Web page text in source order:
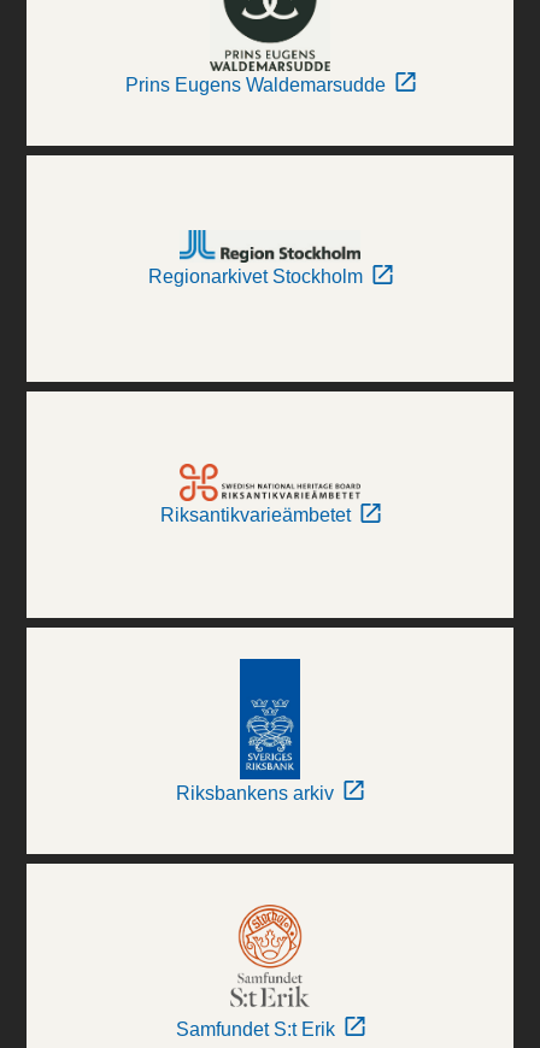
Prins Eugens Waldemarsudde
Regionarkivet Stockholm
Riksantikvarieämbetet
Riksbankens arkiv
Samfundet S:t Erik